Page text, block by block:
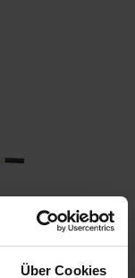
Über Cookies